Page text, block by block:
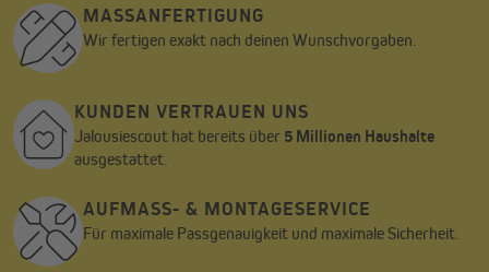
MASSANFERTIGUNG
Wir fertigen exakt nach deinen Wunschvorgaben.
KUNDEN VERTRAUEN UNS
Jalousiescout hat bereits über 5 Millionen Haushalte
ausgestattet.
AUFMASS- & MONTAGESERVICE
Für maximale Passgenauigkeit und maximale Sicherheit.